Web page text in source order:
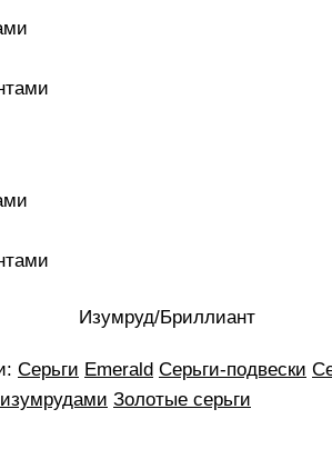
Изумруд/Бриллиант
Серьги Emerald Серьги-подвески
Золотые серьги